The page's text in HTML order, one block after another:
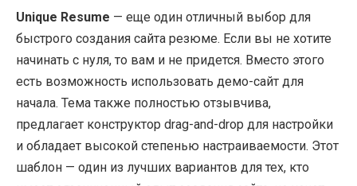
Unique Resume — еще один отличный выбор для
быстрого создания сайта резюме. Если вы не хотите
начинать с нуля, то вам и не придется. Вместо этого
есть возможность использовать демо-сайт для
начала. Тема также полностью отзывчива,
предлагает конструктор drag-and-drop для настройки
и обладает высокой степенью настраиваемости. Этот
шаблон — один из лучших вариантов для тех, кто